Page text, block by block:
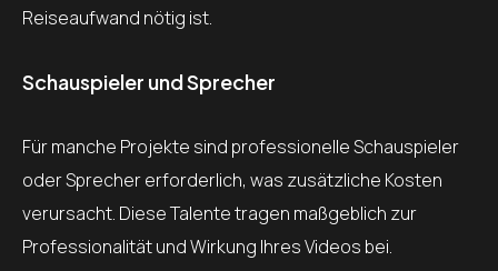
Reiseaufwand nötig ist.
Schauspieler und Sprecher
Für manche Projekte sind professionelle Schauspieler
oder Sprecher erforderlich, was zusätzliche Kosten
verursacht. Diese Talente tragen maßgeblich zur
Professionalität und Wirkung Ihres Videos bei.